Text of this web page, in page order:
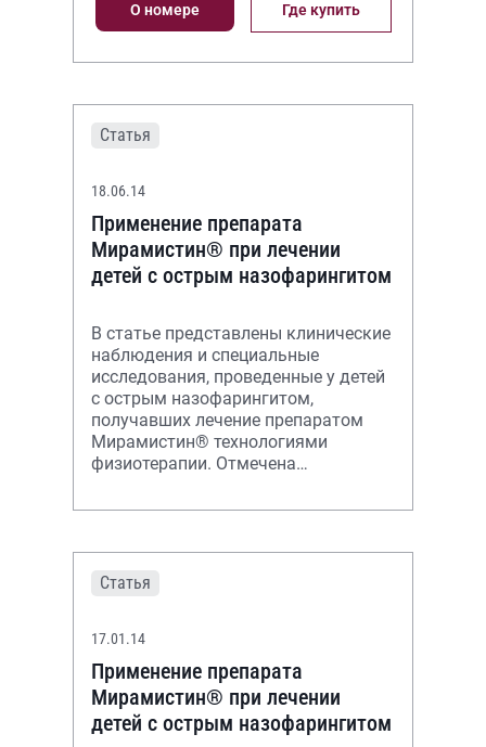
О номере Где купить
Статья
18.06.14
Применение препарата
Мирамистин® при лечении
детей с острым назофарингитом
В статье представлены клинические
наблюдения и специальные
исследования, проведенные у детей
с острым назофарингитом,
получавших лечение препаратом
Мирамистин® технологиями
физиотерапии. Отмечена
метода лечения, характеризующая
Статья
17.01.14
Применение препарата
Мирамистин® при лечении
детей с острым назофарингитом